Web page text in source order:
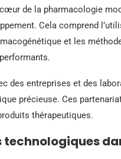
de la pharmacologie
Cela comprend
et les
des entreprises et des
précieuse. Ces
thérapeutiques.